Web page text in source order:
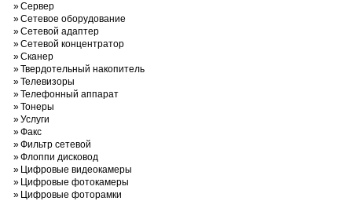
»Сервер
»Сетевое оборудование
»Сетевой адаптер
»Сетевой концентратор
»Сканер
»Твердотельный накопитель
»Телевизоры
»Телефонный аппарат
»Тонеры
»Услуги
»Факс
»Фильтр сетевой
»Флоппи дисковод
» Цифровые видеокамеры
» Цифровые фотокамеры
» Цифровые фоторамки